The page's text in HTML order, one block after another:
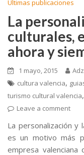
o
k
Ultimas publicaciones
La
culturales,
ahora y
1 mayo, 2015
cultura valencia,
turismo cultural valencia,
Leave a comment
La personalización y
es un motivo más
empresa